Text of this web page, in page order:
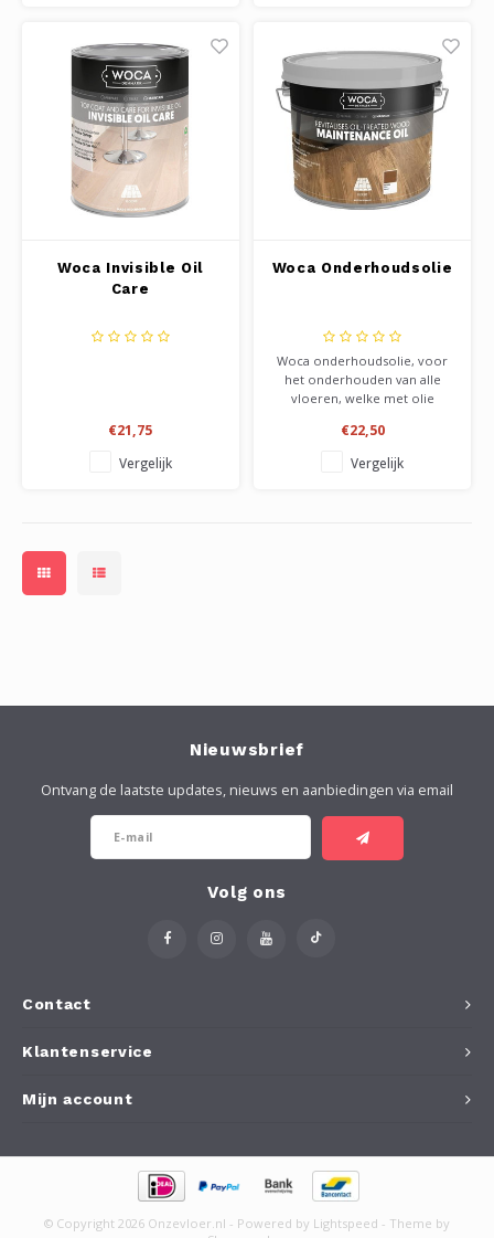
los verkrijgbaar.
Woca Invisible Oil
Care
€21,75
Vergelijk
Woca Onderhoudsolie
Woca onderhoudsolie, voor
het onderhouden van alle
vloeren, welke met olie
5 kleuren, naturel, wit, extra
wit, grijs en bruin. Makkelijk te
verwerken,zowel met de
€22,50
Vergelijk
Contact
Nieuwsbrief
Ontvang de laatste updates, nieuws en aanbiedingen via email
Volg ons
Klantenservice
Mijn account
© Copyright 2026 Onzevloer.nl - Powered by Lightspeed - Theme by